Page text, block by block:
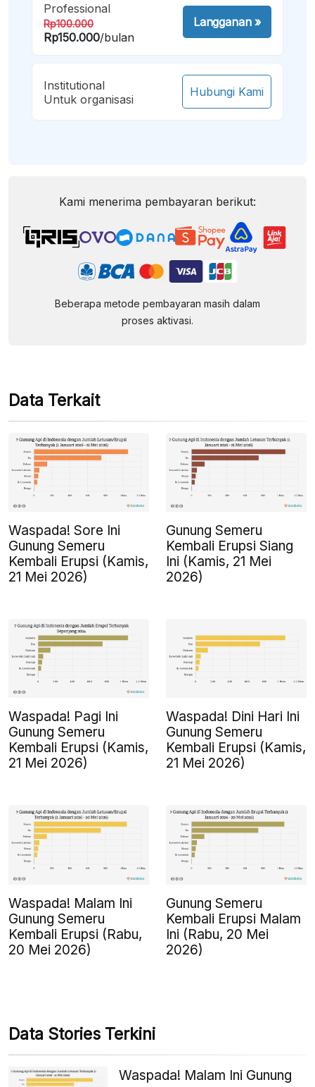
Professional
Rp100.000
Rp150.000/bulan
Langganan»
Institutional
Untuk organisasi
Hubungi Kami
Kami menerima pembayaran berikut:
Beberapa metode pembayaran masih dalam
proses aktivasi.
Data Terkait
Waspada! Sore Ini
Gunung Semeru
Kembali Erupsi (Kamis,
21 Mei 2026)
Gunung Semeru
Kembali Erupsi Siang
Ini (Kamis, 21 Mei
2026)
Waspada! Pagi Ini
Gunung Semeru
Kembali Erupsi (Kamis,
21 Mei 2026)
Waspada! Dini Hari Ini
Gunung Semeru
Kembali Erupsi (Kamis,
21 Mei 2026)
Waspada! Malam Ini
Gunung Semeru
Kembali Erupsi (Rabu,
20 Mei 2026)
Gunung Semeru
Kembali Erupsi Malam
Ini (Rabu, 20 Mei
2026)
Data Stories Terkini
Waspada! Malam Ini Gunung